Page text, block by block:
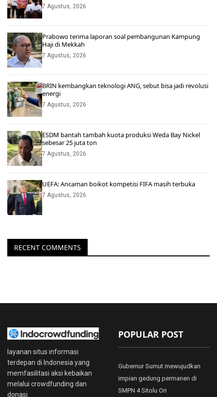
7 Agustus, 2026
Prabowo terima laporan soal pembangunan Kampung
Haji di Mekkah
7 Agustus, 2026
BRIN kembangkan teknologi ANG, sebut bisa jadi revolusi
energi
7 Agustus, 2026
ESDM bantah tambah kuota produksi Weda Bay Nickel
sebesar 25 juta ton
7 Agustus, 2026
UEFA: Ancaman boikot kompetisi FIFA masih terbuka
7 Agustus, 2026
RECENT COMMENTS
layanan situs informasi
terdepan di Indonesia yang
memfasilitasi aksi kebaikan
melalui crowdfunding dan
donasi.
POPULAR POST
Gubernur Sumut mewujudkan
impian gedung permanen di
SMPN 4 Sitolu Ori